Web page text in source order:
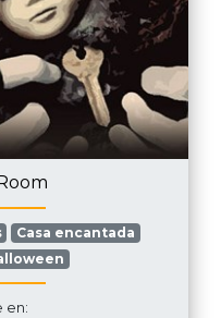
Casa encantada
en: